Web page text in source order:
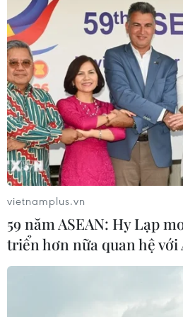
#Xét nghiệm
#Truy vết
Bình Thuận
Đắk Lắk
Lâm Đồng
Phú Yên
Theo dõi VietnamPlus
TIN LIÊN QUAN
vietnamplus.vn
59 năm ASEAN: Hy Lạp
triển hơn nữa quan hệ với